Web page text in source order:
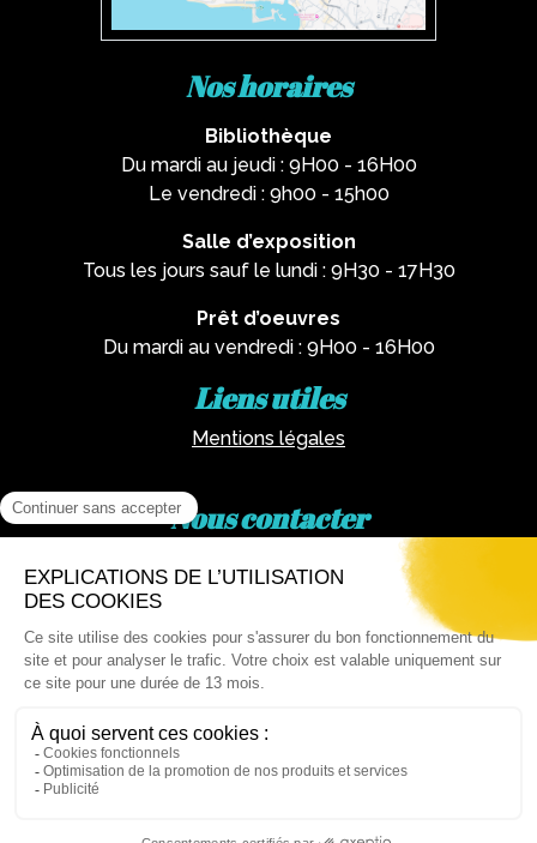
Nos horaires
Bibliothèque
Du mardi au jeudi : 9H00 - 16H00
Le vendredi : 9h00 - 15h00
Salle d’exposition
Tous les jours sauf le lundi : 9H30 - 17H30
Prêt d’oeuvres
Du mardi au vendredi : 9H00 - 16H00
Liens utiles
Mentions légales
Nous contacter
02 62 81 77 60
Via email : artotheque@cg974.fr